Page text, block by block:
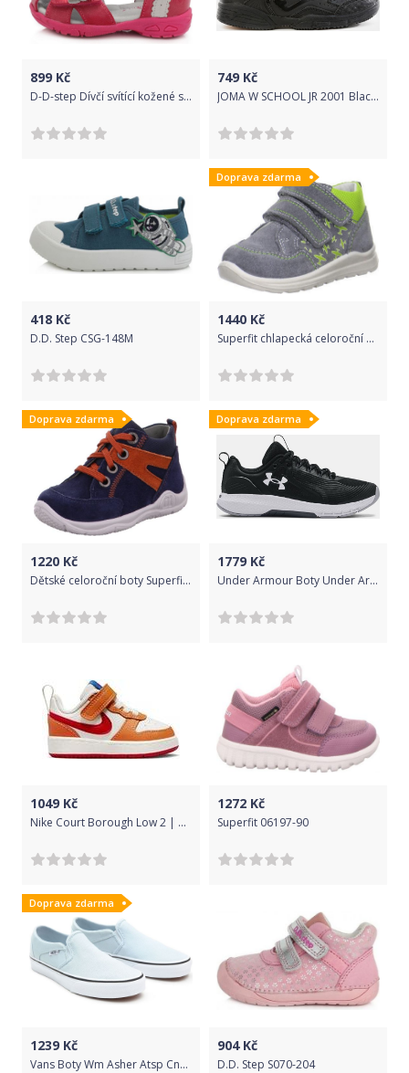
899 Kč
D-D-step Dívčí svítící kožené sandály AC290-384 19 růžová
749 Kč
JOMA W SCHOOL JR 2001 Black Velikost: 30
418 Kč
D.D. Step CSG-148M
Doprava zdarma
1440 Kč
Superfit chlapecká celoroční obuv MEL, Superfit, 2-00325-45, zelená - 24
Doprava zdarma
1220 Kč
Dětské celoroční boty Superfit 1-009414-8000 (20) - Superfit
Doprava zdarma
1779 Kč
Under Armour Boty Under Armour UA Charged Commit TR 3-BLK 40,5
1049 Kč
Nike Court Borough Low 2 | BQ5453-119 | Bílá | 21
1272 Kč
Superfit 06197-90
Doprava zdarma
1239 Kč
Vans Boty Wm Asher Atsp Cnvs Mbuwh 35
904Kč
D.D. Step S070-204